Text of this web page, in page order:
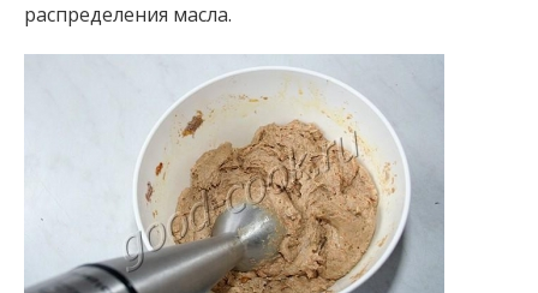
распределения масла.